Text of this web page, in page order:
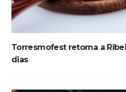
Torresmofest retorna a
dias